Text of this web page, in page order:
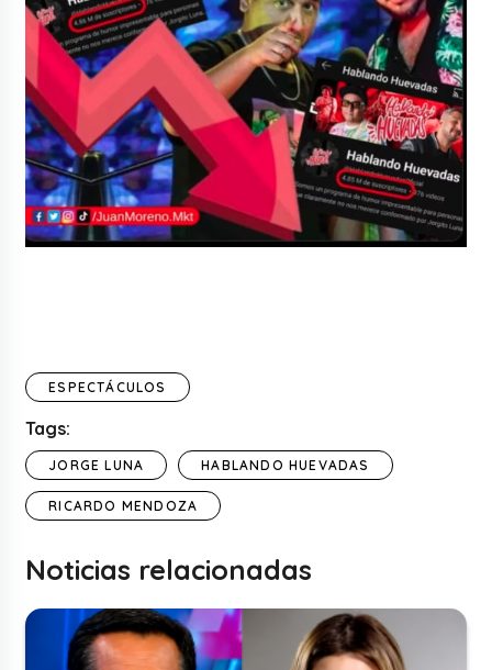
ESPECTÁCULOS
Tags:
JORGE LUNA HABLANDO HUEVADAS
RICARDO MENDOZA
Noticias relacionadas